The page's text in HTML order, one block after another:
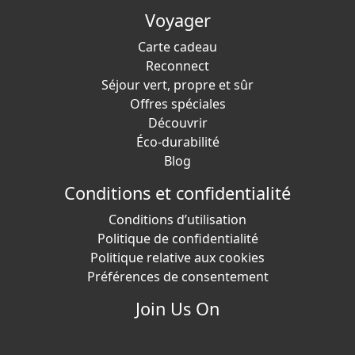
traditionnelle le week-end. Vous pouvez également
emprunter le sentier éducatif à proximité „Okićnica“, ou
faire une randonnée jusqu'aux sommets de la
montagne Plešivica. La plus proche, Popovdolska
pećina, est à 20 minutes de la cabine.
Si vous préférez des promenades plus courtes, faites
simplement 5 minutes de marche jusqu'à la source
Nous pouvons également vous emmener à la visite des
vins de Plešivica, si vous êtes intéressé à découvrir le
joyau caché de la région de la Champagne croate avec
une excellente cuisine locale, veuillez nous en informer
saisonniers domestiques (comme des œufs, du lait, du
Voyager
Carte cadeau
Reconnect
Séjour vert, propre et sûr
Offres spéciales
Découvrir
Éco-durabilité
Blog
Conditions et confidentialité
Conditions d’utilisation
Politique de confidentialité
Politique relative aux cookies
Préférences de consentement
Join Us On